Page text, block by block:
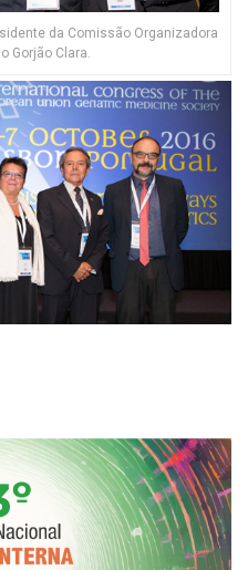
da Comissão Organizadora
Gorjão Clara.